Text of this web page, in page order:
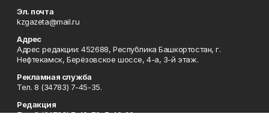
Эл. почта
kzgazeta@mail.ru
Адрес
Адрес редакции: 452688, Республика Башкортостан, г.
Нефтекамск, Берёзовское шоссе, 4-а, 3-й этаж.
Рекламная служба
Тел. 8 (34783) 7-45-35.
Редакция
Тел. 8 (34783) 7-42-72, 7-42-92..